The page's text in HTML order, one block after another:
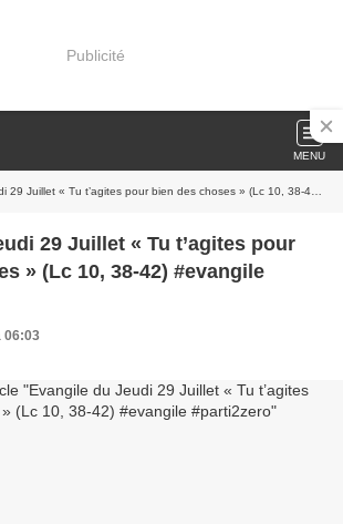
Publicité
MENU
« Tu t’agites pour bien des choses » (Lc 10, 38-42) #evangile #parti2zero
29 Juillet « Tu t’agites pour
» (Lc 10, 38-42) #evangile
06:03